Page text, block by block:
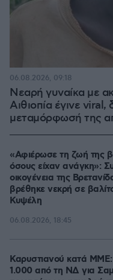
Νεαρή γυναίκα με
Αιθιοπία έγινε viral,
μεταμόρφωσή της
06.08.2026, 09:18
«Αφιέρωσε τη ζωή της
όσους είχαν ανάγκη»:
οικογένεια της
βρέθηκε νεκρή σε
Κυψέλη
06.08.2026, 18:45
Καρυστιανού κατά
1.000 από τη ΝΔ για